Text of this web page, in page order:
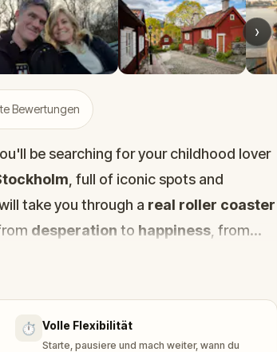
›
Bewertungen
be searching for your childhood lover
, full of iconic spots and
take you through a real roller coaster
desperation to happiness , from
in capital of Scandinavia, famous for the
⏱️ Volle Flexibilität
Starte, pausiere und mach weiter, wann du